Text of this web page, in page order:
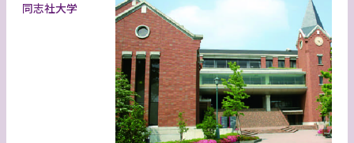
同志社大学